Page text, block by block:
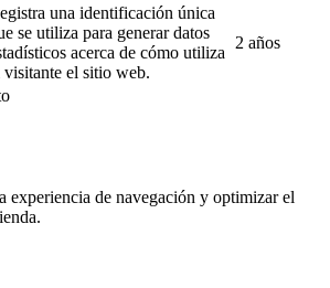
una identificación única
se utiliza para generar datos
acerca de cómo utiliza
visitante el sitio web.
2 años
experiencia de navegación y optimizar el